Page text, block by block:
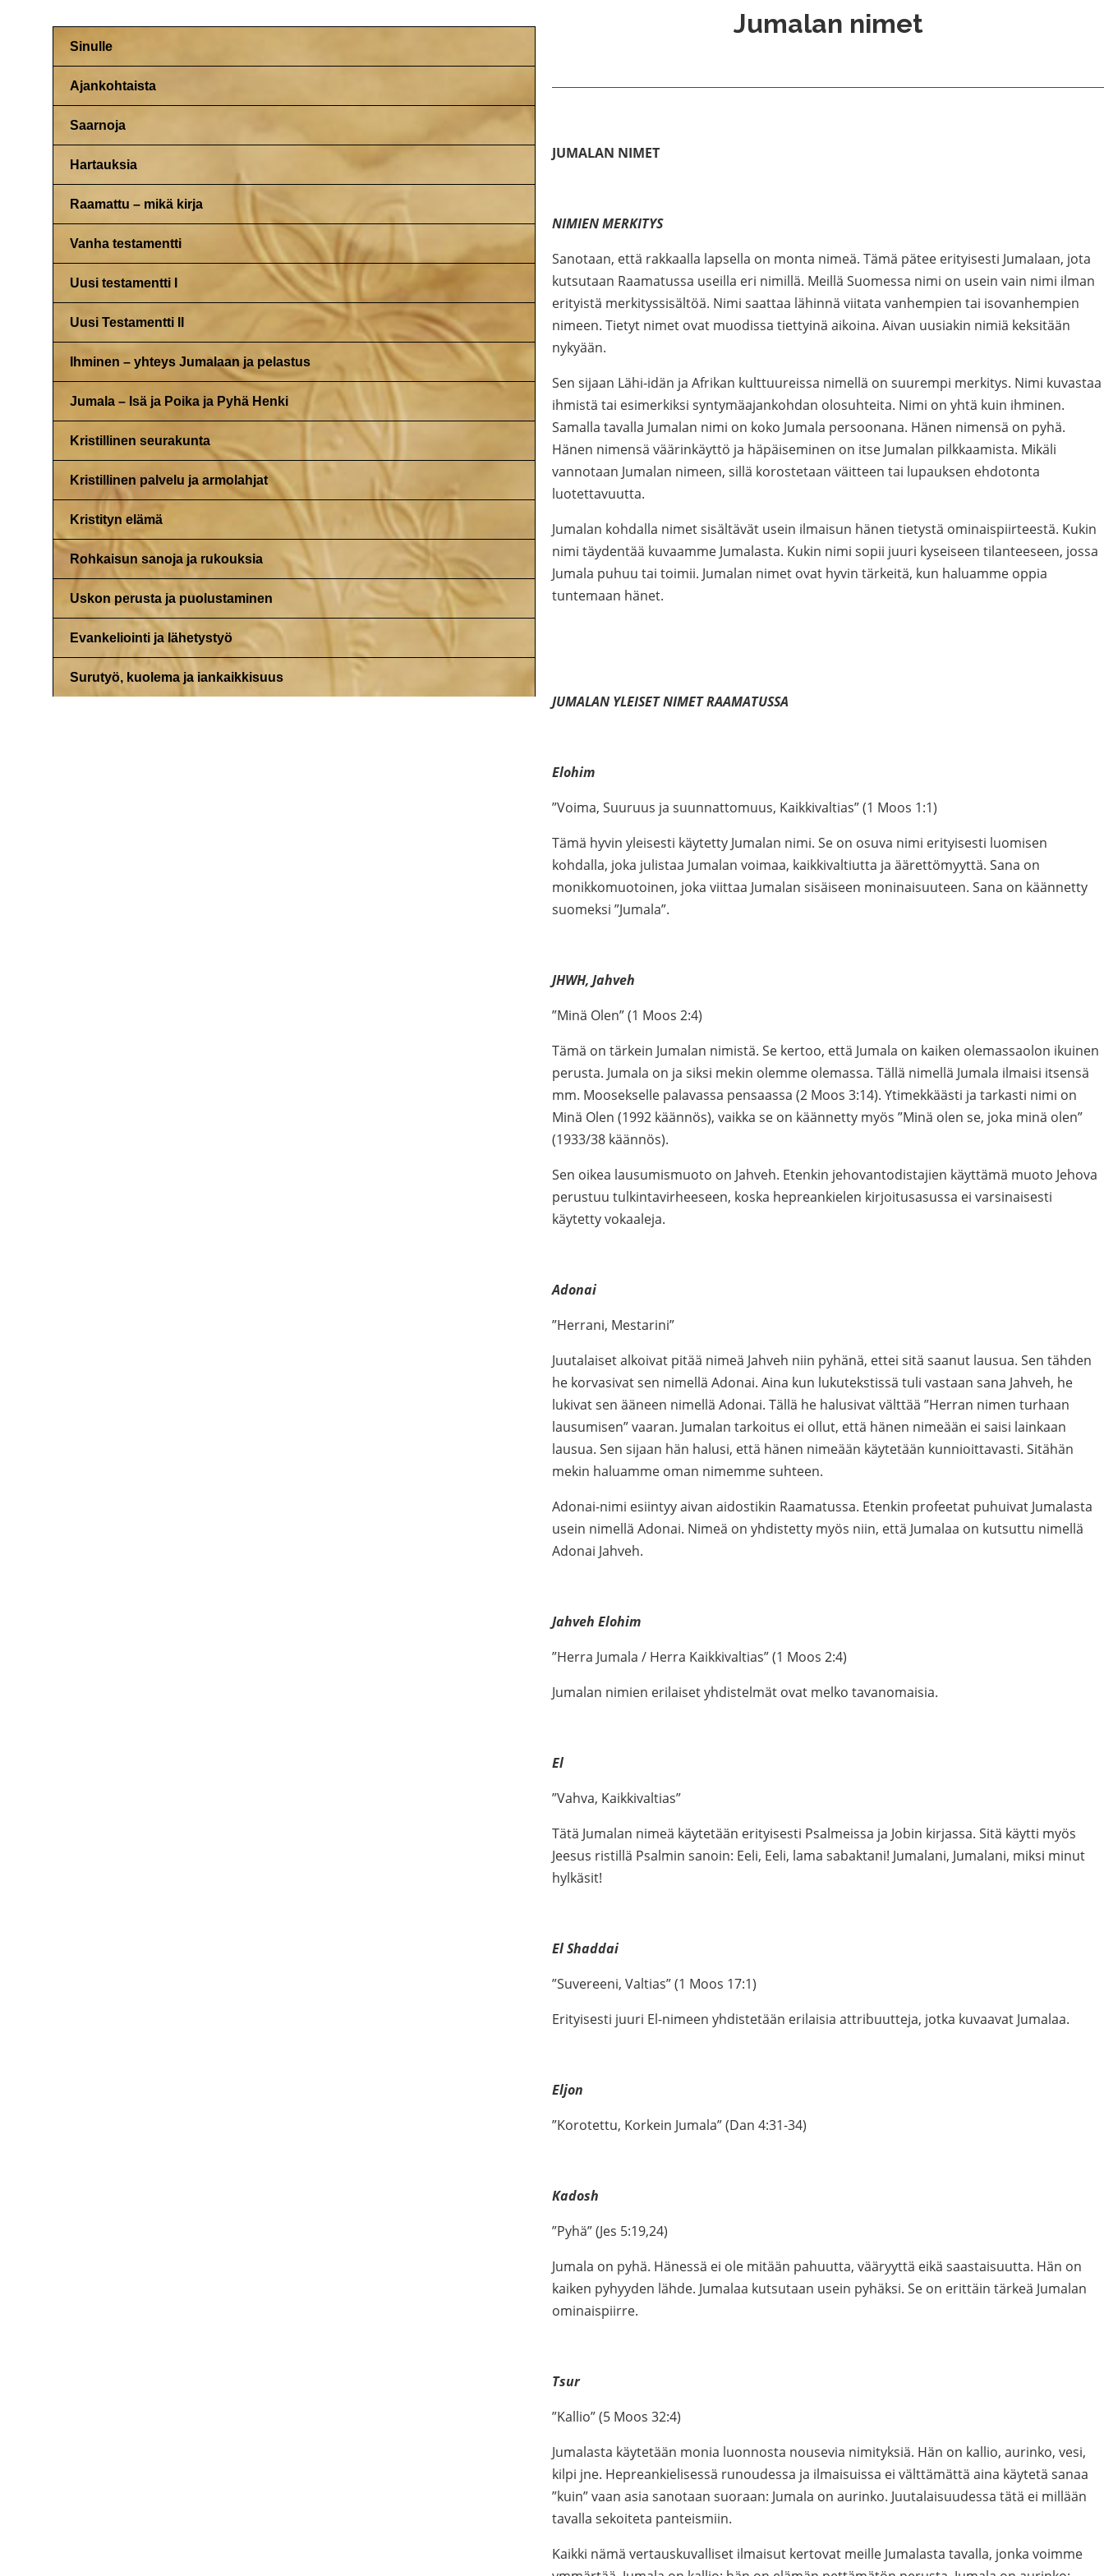
Sinulle
Ajankohtaista
Saarnoja
Hartauksia
Raamattu – mikä kirja
Vanha testamentti
Uusi testamentti I
Uusi Testamentti II
Ihminen – yhteys Jumalaan ja pelastus
Jumala – Isä ja Poika ja Pyhä Henki
Kristillinen seurakunta
Kristillinen palvelu ja armolahjat
Kristityn elämä
Rohkaisun sanoja ja rukouksia
Uskon perusta ja puolustaminen
Evankeliointi ja lähetystyö
Surutyö, kuolema ja iankaikkisuus
Jumalan nimet
JUMALAN NIMET
NIMIEN MERKITYS
Sanotaan, että rakkaalla lapsella on monta nimeä. Tämä pätee erityisesti Jumalaan, jota
kutsutaan Raamatussa useilla eri nimillä. Meillä Suomessa nimi on usein vain nimi ilman
erityistä merkityssisältöä. Nimi saattaa lähinnä viitata vanhempien tai isovanhempien
nimeen. Tietyt nimet ovat muodissa tiettyinä aikoina. Aivan uusiakin nimiä keksitään
nykyään.
Sen sijaan Lähi-idän ja Afrikan kulttuureissa nimellä on suurempi merkitys. Nimi kuvastaa
ihmistä tai esimerkiksi syntymäajankohdan olosuhteita. Nimi on yhtä kuin ihminen.
Samalla tavalla Jumalan nimi on koko Jumala persoonana. Hänen nimensä on pyhä.
Hänen nimensä väärinkäyttö ja häpäiseminen on itse Jumalan pilkkaamista. Mikäli
vannotaan Jumalan nimeen, sillä korostetaan väitteen tai lupauksen ehdotonta
luotettavuutta.
Jumalan kohdalla nimet sisältävät usein ilmaisun hänen tietystä ominaispiirteestä. Kukin
nimi täydentää kuvaamme Jumalasta. Kukin nimi sopii juuri kyseiseen tilanteeseen, jossa
Jumala puhuu tai toimii. Jumalan nimet ovat hyvin tärkeitä, kun haluamme oppia
tuntemaan hänet.
JUMALAN YLEISET NIMET RAAMATUSSA
Elohim
”Voima, Suuruus ja suunnattomuus, Kaikkivaltias” (1 Moos 1:1)
Tämä hyvin yleisesti käytetty Jumalan nimi. Se on osuva nimi erityisesti luomisen
kohdalla, joka julistaa Jumalan voimaa, kaikkivaltiutta ja äärettömyyttä. Sana on
monikkomuotoinen, joka viittaa Jumalan sisäiseen moninaisuuteen. Sana on käännetty
suomeksi ”Jumala”.
JHWH, Jahveh
”Minä Olen” (1 Moos 2:4)
Tämä on tärkein Jumalan nimistä. Se kertoo, että Jumala on kaiken olemassaolon ikuinen
perusta. Jumala on ja siksi mekin olemme olemassa. Tällä nimellä Jumala ilmaisi itsensä
mm. Moosekselle palavassa pensaassa (2 Moos 3:14). Ytimekkäästi ja tarkasti nimi on
Minä Olen (1992 käännös), vaikka se on käännetty myös ”Minä olen se, joka minä olen”
(1933/38 käännös).
Sen oikea lausumismuoto on Jahveh. Etenkin jehovantodistajien käyttämä muoto Jehova
perustuu tulkintavirheeseen, koska hepreankielen kirjoitusasussa ei varsinaisesti
käytetty vokaaleja.
Adonai
”Herrani, Mestarini”
Juutalaiset alkoivat pitää nimeä Jahveh niin pyhänä, ettei sitä saanut lausua. Sen tähden
he korvasivat sen nimellä Adonai. Aina kun lukutekstissä tuli vastaan sana Jahveh, he
lukivat sen ääneen nimellä Adonai. Tällä he halusivat välttää ”Herran nimen turhaan
lausumisen” vaaran. Jumalan tarkoitus ei ollut, että hänen nimeään ei saisi lainkaan
lausua. Sen sijaan hän halusi, että hänen nimeään käytetään kunnioittavasti. Sitähän
mekin haluamme oman nimemme suhteen.
Adonai-nimi esiintyy aivan aidostikin Raamatussa. Etenkin profeetat puhuivat Jumalasta
usein nimellä Adonai. Nimeä on yhdistetty myös niin, että Jumalaa on kutsuttu nimellä
Adonai Jahveh.
Jahveh Elohim
”Herra Jumala / Herra Kaikkivaltias” (1 Moos 2:4)
Jumalan nimien erilaiset yhdistelmät ovat melko tavanomaisia.
El
”Vahva, Kaikkivaltias”
Tätä Jumalan nimeä käytetään erityisesti Psalmeissa ja Jobin kirjassa. Sitä käytti myös
Jeesus ristillä Psalmin sanoin: Eeli, Eeli, lama sabaktani! Jumalani, Jumalani, miksi minut
hylkäsit!
El Shaddai
”Suvereeni, Valtias” (1 Moos 17:1)
Erityisesti juuri El-nimeen yhdistetään erilaisia attribuutteja, jotka kuvaavat Jumalaa.
Eljon
”Korotettu, Korkein Jumala” (Dan 4:31-34)
Kadosh
”Pyhä” (Jes 5:19,24)
Jumala on pyhä. Hänessä ei ole mitään pahuutta, vääryyttä eikä saastaisuutta. Hän on
kaiken pyhyyden lähde. Jumalaa kutsutaan usein pyhäksi. Se on erittäin tärkeä Jumalan
ominaispiirre.
Tsur
”Kallio” (5 Moos 32:4)
Jumalasta käytetään monia luonnosta nousevia nimityksiä. Hän on kallio, aurinko, vesi,
kilpi jne. Hepreankielisessä runoudessa ja ilmaisuissa ei välttämättä aina käytetä sanaa
”kuin” vaan asia sanotaan suoraan: Jumala on aurinko. Juutalaisuudessa tätä ei millään
tavalla sekoiteta panteismiin.
Kaikki nämä vertauskuvalliset ilmaisut kertovat meille Jumalasta tavalla, jonka voimme